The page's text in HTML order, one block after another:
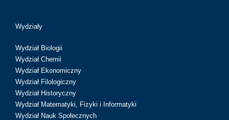
Wydziały
Wydział Biologii
Wydział Chemii
Wydział Ekonomiczny
Wydział Filologiczny
Wydział Historyczny
Wydział Matematyki, Fizyki i Informatyki
Wydział Nauk Społecznych